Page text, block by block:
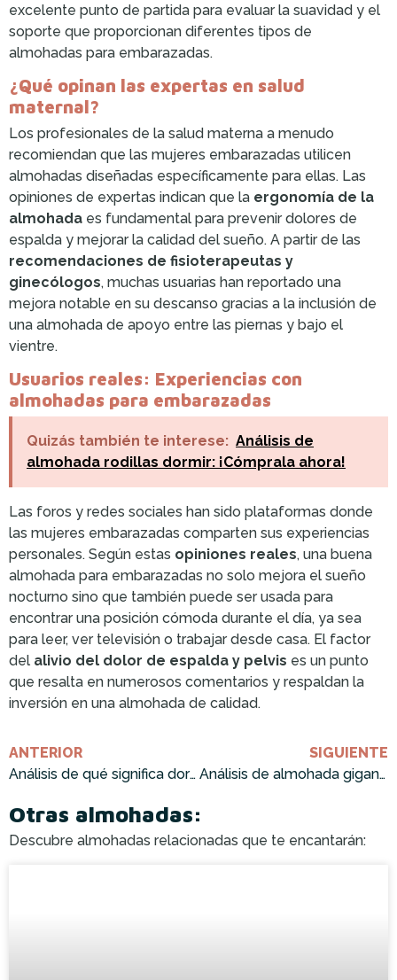
excelente punto de partida para evaluar la suavidad y el
soporte que proporcionan diferentes tipos de
almohadas para embarazadas.
¿Qué opinan las expertas en salud
maternal?
Los profesionales de la salud materna a menudo
recomiendan que las mujeres embarazadas utilicen
almohadas diseñadas específicamente para ellas. Las
opiniones de expertas indican que la ergonomía de la
almohada es fundamental para prevenir dolores de
espalda y mejorar la calidad del sueño. A partir de las
recomendaciones de fisioterapeutas y
ginecólogos, muchas usuarias han reportado una
mejora notable en su descanso gracias a la inclusión de
una almohada de apoyo entre las piernas y bajo el
vientre.
Usuarios reales: Experiencias con
almohadas para embarazadas
Quizás también te interese: Análisis de
almohada rodillas dormir: ¡Cómprala ahora!
Las foros y redes sociales han sido plataformas donde
las mujeres embarazadas comparten sus experiencias
personales. Según estas opiniones reales, una buena
almohada para embarazadas no solo mejora el sueño
nocturno sino que también puede ser usada para
encontrar una posición cómoda durante el día, ya sea
para leer, ver televisión o trabajar desde casa. El factor
del alivio del dolor de espalda y pelvis es un punto
que resalta en numerosos comentarios y respaldan la
inversión en una almohada de calidad.
ANTERIOR
Análisis de qué significa dormir con una almohada entre las piernas ¡Cómprala ahora!
SIGUIENTE
Análisis de almohada gigante para dormir ¡Cómprala ahora!
Otras almohadas:
Descubre almohadas relacionadas que te encantarán: